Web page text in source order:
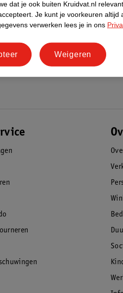
dat je ook buiten Kruidvat.nl
Je kunt je voorkeuren altijd
verwerken lees je in ons
Weigeren